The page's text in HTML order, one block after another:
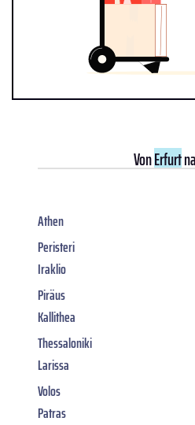
VonErfurt
Athen
Peristeri
Iraklio
Piräus
Kallithea
Thessaloniki
Larissa
Volos
Patras